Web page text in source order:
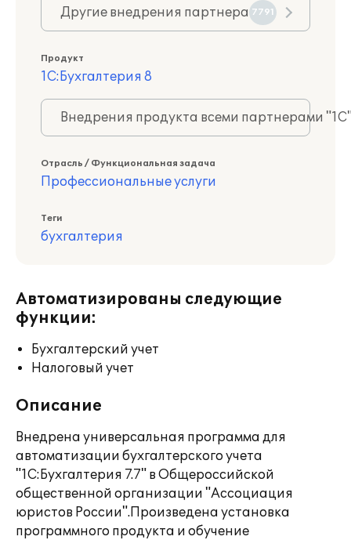
Другие внедрения партнера 7791
Продукт
1С:Бухгалтерия 8
Внедрения продукта всеми партнерами
Отрасль / Функциональная задача
Профессиональные услуги
Теги
бухгалтерия
Автоматизированы следующие
функции:
Бухгалтерский учет
Налоговый учет
Описание
Внедрена универсальная программа для
автоматизации бухгалтерского учета
"1С:Бухгалтерия 7.7" в Общероссийской
общественной организации "Ассоциация
юристов России".Произведена установка
программного продукта и обучение